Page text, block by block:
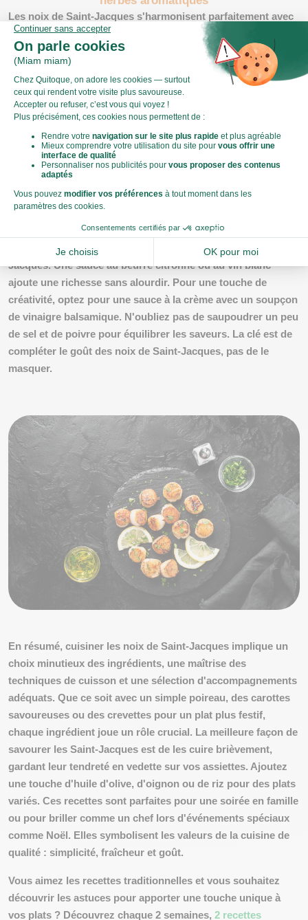
Les noix de Saint-Jacques s'harmonisent parfaitement avec
divers légumes et herbes. Une fondue de poireaux ou des
asperges grillées sont des accompagnements classiques.
Ajoutez une touche d'élégance avec de la ciboulette ou de
l'aneth. Ces herbes apportent une fraîcheur qui contraste
agréablement avec la douceur des Saint-Jacques. Pour une
note plus audacieuse, essayez le safran ou le paprika. Ces
épices rehaussent subtilement le goût sans écraser la
saveur délicate des noix.
Les sauces idéales pour rehausser le goût des saint-
jacques
Une sauce bien choisie peut transformer votre plat de Saint-
Jacques. Une sauce au beurre citronné ou au vin blanc
ajoute une richesse sans alourdir. Pour une touche de
créativité, optez pour une sauce à la crème avec un soupçon
de vinaigre balsamique. N'oubliez pas de saupoudrer un peu
de sel et de poivre pour équilibrer les saveurs. La clé est de
compléter le goût des noix de Saint-Jacques, pas de le
masquer.
En résumé, cuisiner les noix de Saint-Jacques implique un
choix minutieux des ingrédients, une maîtrise des
techniques de cuisson et une sélection d'accompagnements
adéquats. Que ce soit avec un simple poireau, des carottes
savoureuses ou des crevettes pour un plat plus festif,
chaque ingrédient joue un rôle crucial. La meilleure façon de
savourer les Saint-Jacques est de les cuire brièvement,
gardant leur tendreté en vedette sur vos assiettes. Ajoutez
une touche d'huile d'olive, d'oignon ou de riz pour des plats
variés. Ces recettes sont parfaites pour une soirée en famille
ou pour briller comme un chef lors d'événements spéciaux
comme Noël. Elles symbolisent les valeurs de la cuisine de
qualité : simplicité, fraîcheur et goût.
Vous aimez les recettes traditionnelles et vous souhaitez
découvrir les astuces pour apporter une touche unique à
vos plats ? Découvrez chaque 2 semaines, 2 recettes